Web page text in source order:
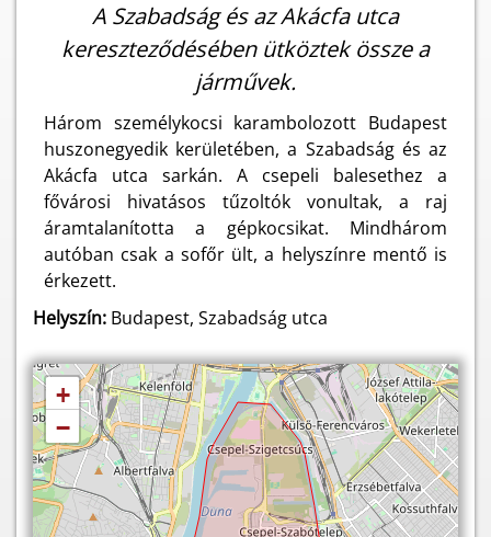
A Szabadság és az Akácfa utca
kereszteződésében ütköztek össze a
járművek.
Három személykocsi karambolozott Budapest
huszonegyedik kerületében, a Szabadság és az
Akácfa utca sarkán. A csepeli balesethez a
fővárosi hivatásos tűzoltók vonultak, a raj
áramtalanította a gépkocsikat. Mindhárom
autóban csak a sofőr ült, a helyszínre mentő is
érkezett.
Helyszín: Budapest, Szabadság utca
+
−